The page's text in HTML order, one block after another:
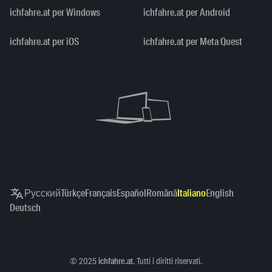
ichfahre.at per Windows ichfahre.at per Android
ichfahre.at per iOS ichfahre.at per Meta Quest
РусскийTürkçeFrançaisEspañolRomânăItalianoEnglish
Deutsch
Copyright
© 2025ichfahre.at. Tutti i diritti riservati.